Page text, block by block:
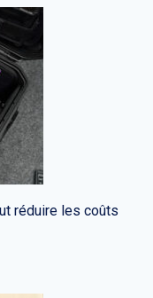
réduire les coûts